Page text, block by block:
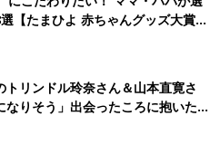
【たまひよ 赤ちゃんグッズ大賞
トリンドル玲奈さん＆山本直寛さ
なりそう」出会ったころに抱いた印
!?（たまひよ独占インタビュー前